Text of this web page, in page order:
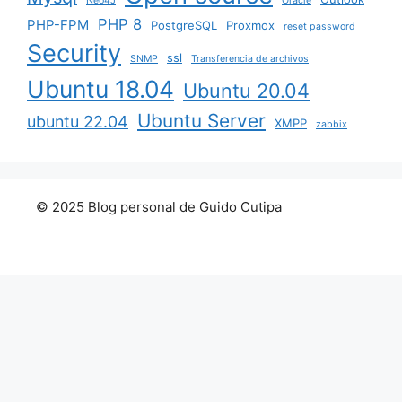
PHP-FPM PHP 8 PostgreSQL Proxmox reset password
Security SNMP ssl Transferencia de archivos
Ubuntu 18.04 Ubuntu 20.04
ubuntu 22.04 Ubuntu Server XMPP zabbix